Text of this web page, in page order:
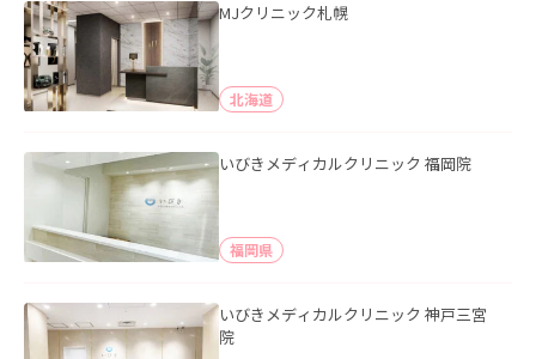
MJクリニック札幌
北海道
いびきメディカルクリニック 福岡院
福岡県
いびきメディカルクリニック 神戸三宮
院